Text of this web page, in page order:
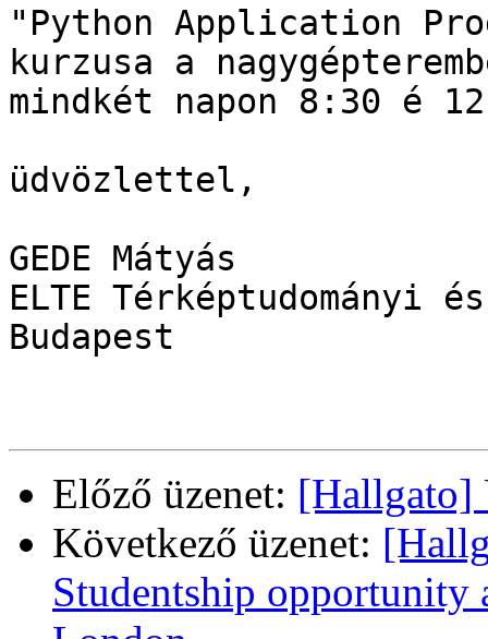
"Python Application
kurzusa a
mindkét napon 8:30 é
üdvözlettel,
GEDE Mátyás
ELTE Térképtudományi
Budapest
Előző üzenet: [Hallgato]
Következő üzenet:
Studentship